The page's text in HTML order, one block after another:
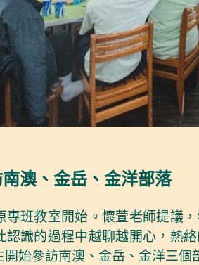
澳、金岳、金洋部落
專班教室開始。懷萱老師提議
認識的過程中越聊越開心，熱
始參訪南澳、金岳、金洋三個